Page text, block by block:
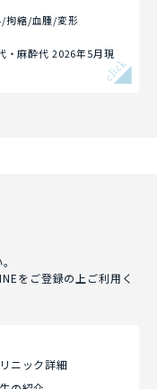
拘縮/血腫/変形
・麻酔代 2026年5月現
click
をご登録の上ご利用く
ニック詳細